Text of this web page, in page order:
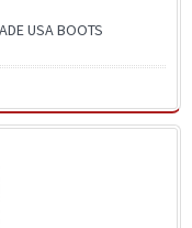
USA BOOTS